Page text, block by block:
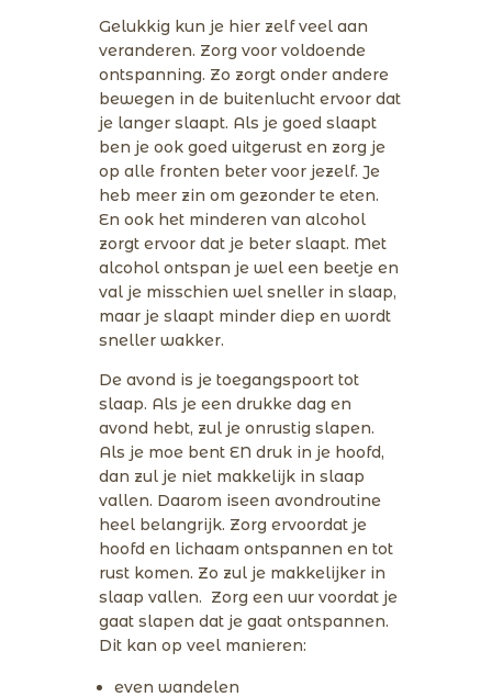
Gelukkig kun je hier zelf veel aan
veranderen. Zorg voor voldoende
ontspanning. Zo zorgt onder andere
bewegen in de buitenlucht ervoor dat
je langer slaapt. Als je goed slaapt
ben je ook goed uitgerust en zorg je
op alle fronten beter voor jezelf. Je
heb meer zin om gezonder te eten.
En ook het minderen van alcohol
zorgt ervoor dat je beter slaapt. Met
alcohol ontspan je wel een beetje en
val je misschien wel sneller in slaap,
maar je slaapt minder diep en wordt
sneller wakker.
De avond is je toegangspoort tot
slaap. Als je een drukke dag en
avond hebt, zul je onrustig slapen.
Als je moe bent EN druk in je hoofd,
dan zul je niet makkelijk in slaap
vallen. Daarom iseen avondroutine
heel belangrijk. Zorg ervoordat je
hoofd en lichaam ontspannen en tot
rust komen. Zo zul je makkelijker in
slaap vallen. Zorg een uur voordat je
gaat slapen dat je gaat ontspannen.
Dit kan op veel manieren:
even wandelen